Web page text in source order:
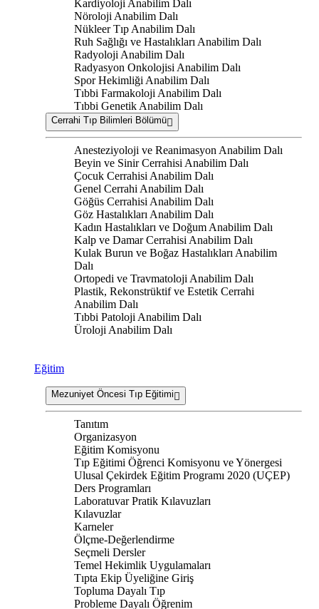
Kardiyoloji Anabilim Dalı
Nöroloji Anabilim Dalı
Nükleer Tıp Anabilim Dalı
Ruh Sağlığı ve Hastalıkları Anabilim Dalı
Radyoloji Anabilim Dalı
Radyasyon Onkolojisi Anabilim Dalı
Spor Hekimliği Anabilim Dalı
Tıbbi Farmakoloji Anabilim Dalı
Tıbbi Genetik Anabilim Dalı
Cerrahi Tıp Bilimleri Bölümü
Anesteziyoloji ve Reanimasyon Anabilim Dalı
Beyin ve Sinir Cerrahisi Anabilim Dalı
Çocuk Cerrahisi Anabilim Dalı
Genel Cerrahi Anabilim Dalı
Göğüs Cerrahisi Anabilim Dalı
Göz Hastalıkları Anabilim Dalı
Kadın Hastalıkları ve Doğum Anabilim Dalı
Kalp ve Damar Cerrahisi Anabilim Dalı
Kulak Burun ve Boğaz Hastalıkları Anabilim
Dalı
Ortopedi ve Travmatoloji Anabilim Dalı
Plastik, Rekonstrüktif ve Estetik Cerrahi
Anabilim Dalı
Tıbbi Patoloji Anabilim Dalı
Üroloji Anabilim Dalı
Eğitim
Mezuniyet Öncesi Tıp Eğitimi
Tanıtım
Organizasyon
Eğitim Komisyonu
Tıp Eğitimi Öğrenci Komisyonu ve Yönergesi
Ulusal Çekirdek Eğitim Programı 2020 (UÇEP)
Ders Programları
Laboratuvar Pratik Kılavuzları
Kılavuzlar
Karneler
Ölçme-Değerlendirme
Seçmeli Dersler
Temel Hekimlik Uygulamaları
Tıpta Ekip Üyeliğine Giriş
Topluma Dayalı Tıp
Probleme Dayalı Öğrenim